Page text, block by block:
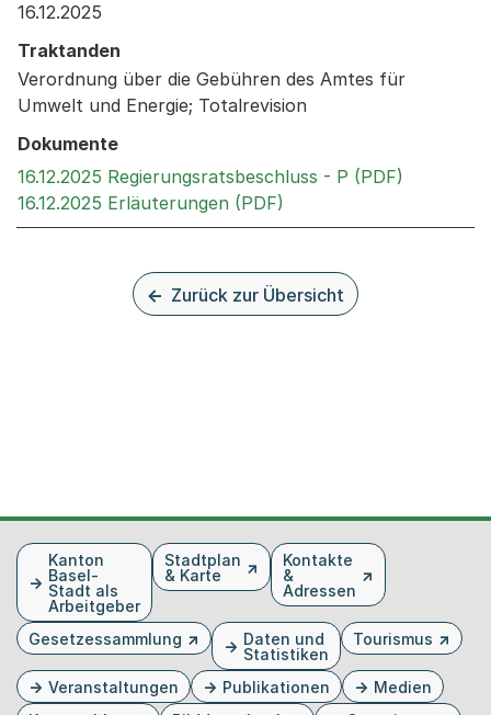
16.12.2025
Traktanden
Verordnung über die Gebühren des Amtes für
Umwelt und Energie; Totalrevision
Dokumente
16.12.2025 Regierungsratsbeschluss - P (PDF)
16.12.2025 Erläuterungen (PDF)
Zurück zur Übersicht
FusszeileKanton
Basel-
Stadt als
Arbeitgeber
Stadtplan
& Karte
Kontakte
&
Adressen
Gesetzessammlung
Daten und
Statistiken
Tourismus
Veranstaltungen Publikationen
Medien